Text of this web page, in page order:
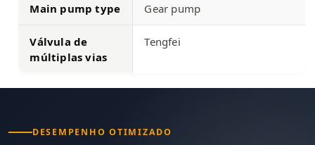
Main pump type Gear pump
Válvula de
múltiplas vias
Tengfei
DESEMPENHO OTIMIZADO